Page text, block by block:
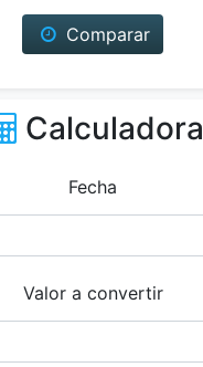
Comparar
Calculadora
Fecha
Valor a convertir